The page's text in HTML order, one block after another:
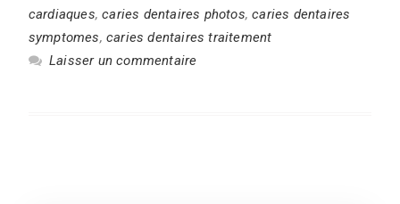
cardiaques,caries dentaires photos,caries dentaires
symptomes, caries dentaires traitement
Laisser un commentaire